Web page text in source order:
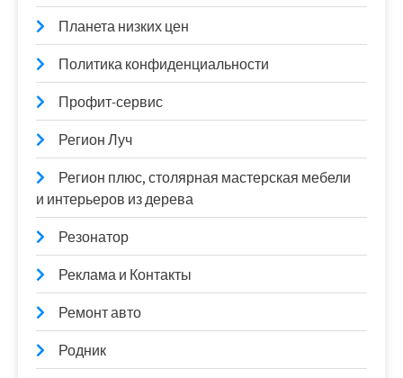
Планета низких цен
Политика конфиденциальности
Профит-сервис
Регион Луч
Регион плюс, столярная мастерская мебели
и интерьеров из дерева
Резонатор
Реклама и Контакты
Ремонт авто
Родник